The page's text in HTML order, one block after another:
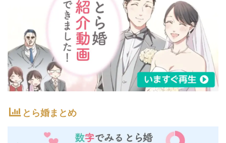
とら婚まとめ